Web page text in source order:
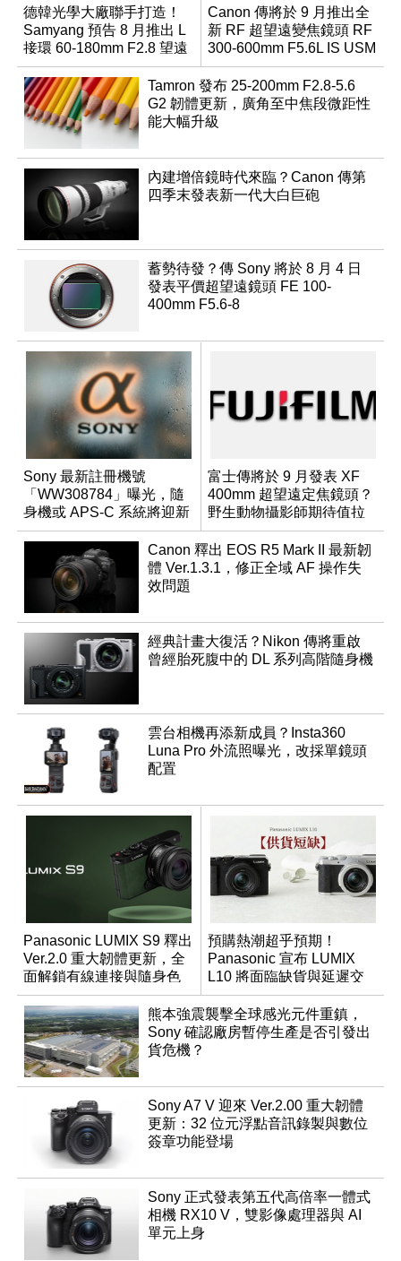
德韓光學大廠聯手打造！
Samyang 預告 8 月推出 L
接環 60-180mm F2.8 望遠
變焦鏡
Canon 傳將於 9 月推出全
新 RF 超望遠變焦鏡頭 RF
300-600mm F5.6L IS USM
Tamron 發布 25-200mm F2.8-5.6
G2 韌體更新，廣角至中焦段微距性
能大幅升級
內建增倍鏡時代來臨？Canon 傳第
四季末發表新一代大白巨砲
蓄勢待發？傳 Sony 將於 8 月 4 日
發表平價超望遠鏡頭 FE 100-
400mm F5.6-8
Sony 最新註冊機號
「WW308784」曝光，隨
身機或 APS-C 系統將迎新
成員？
富士傳將於 9 月發表 XF
400mm 超望遠定焦鏡頭？
野生動物攝影師期待值拉
滿
Canon 釋出 EOS R5 Mark II 最新韌
體 Ver.1.3.1，修正全域 AF 操作失
效問題
經典計畫大復活？Nikon 傳將重啟
曾經胎死腹中的 DL 系列高階隨身機
雲台相機再添新成員？Insta360
Luna Pro 外流照曝光，改採單鏡頭
配置
Panasonic LUMIX S9 釋出
Ver.2.0 重大韌體更新，全
面解鎖有線連接與隨身色
調編輯
預購熱潮超乎預期！
Panasonic 宣布 LUMIX
L10 將面臨缺貨與延遲交
貨時間
熊本強震襲擊全球感光元件重鎮，
Sony 確認廠房暫停生產是否引發出
貨危機？
Sony A7 V 迎來 Ver.2.00 重大韌體
更新：32 位元浮點音訊錄製與數位
簽章功能登場
Sony 正式發表第五代高倍率一體式
相機 RX10 V，雙影像處理器與 AI
單元上身